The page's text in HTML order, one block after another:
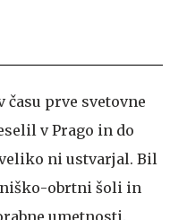
času prve svetovne
v Prago in do
ni ustvarjal. Bil
obrtni šoli in
umetnosti.